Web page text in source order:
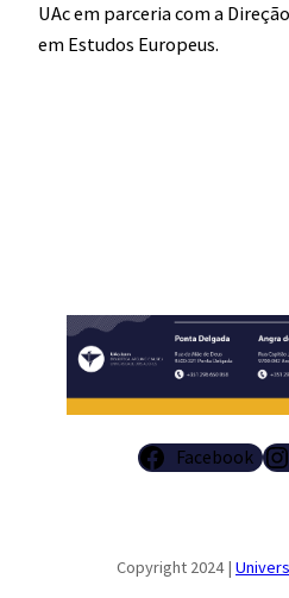
UAc em parceria com a
em Estudos Europeus.
Facebook
Copyright 2024 |